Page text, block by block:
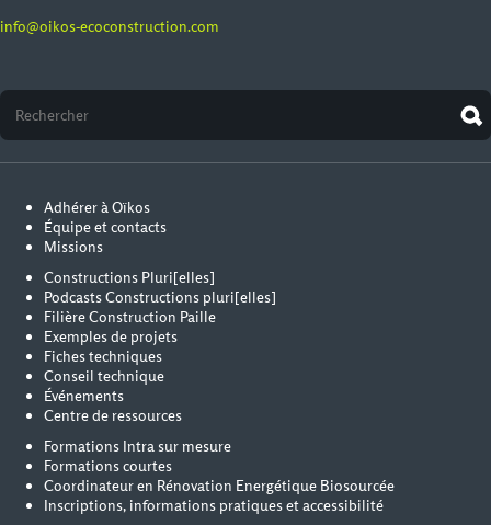
info@oikos-ecoconstruction.com
Adhérer à Oïkos
Équipe et contacts
Missions
Constructions Pluri[elles]
Podcasts Constructions pluri[elles]
Filière Construction Paille
Exemples de projets
Fiches techniques
Conseil technique
Événements
Centre de ressources
Formations Intra sur mesure
Formations courtes
Coordinateur en Rénovation Energétique Biosourcée
Inscriptions, informations pratiques et accessibilité